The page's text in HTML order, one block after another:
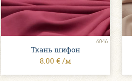
6046
Ткань шифон
8.00 € /м